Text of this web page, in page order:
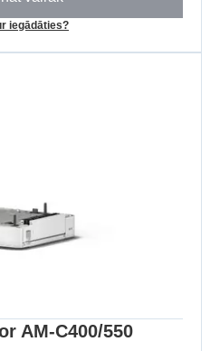
iegādāties?
AM-C400/550